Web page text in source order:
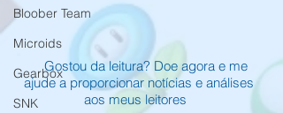
Bloober Team
Microids
Gearbox
SNK
Gostou da leitura? Doe agora e me
ajude a proporcionar notícias e análises
aos meus leitores